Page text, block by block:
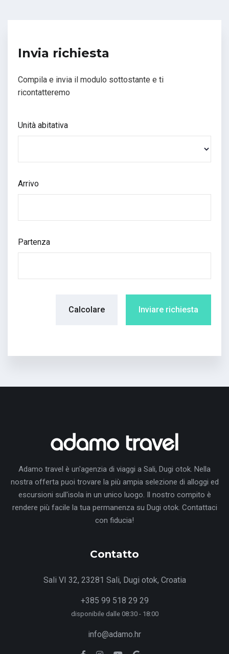
Invia richiesta
Compila e invia il modulo sottostante e ti
ricontatteremo
Unità abitativa
Arrivo
Partenza
Calcolare Inviare richiesta
Adamo travel è un'agenzia di viaggi a Sali, Dugi otok. Nella
nostra offerta puoi trovare la più ampia selezione di alloggi ed
escursioni sull'isola in un unico luogo. Il nostro compito è
rendere più facile la tua permanenza su Dugi otok. Contattaci
con fiducia!
Contatto
Sali VI 32, 23281 Sali, Dugi otok, Croatia
+385 99 518 29 29
disponibile dalle 08:30 - 18:00
info@adamo.hr